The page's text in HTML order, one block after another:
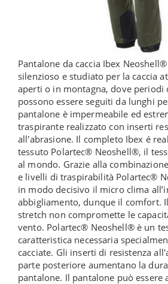
Pantalone da caccia Ibex
silenzioso e studiato per la caccia
aperti o in montagna, dove periodi
possono essere seguiti da lunghi
pantalone è impermeabile ed
traspirante realizzato con inserti
all'abrasione. Il completo Ibex é
tessuto Polartec® Neoshell®, il
al mondo. Grazie alla
e livelli di traspirabilità Polartec®
in modo decisivo il micro clima
abbigliamento, dunque il comfort.
stretch non compromette le
vento. Polartec® Neoshell® è un
caratteristica necessaria
cacciate. Gli inserti di resistenza
parte posteriore aumentano la
pantalone. Il pantalone può essere